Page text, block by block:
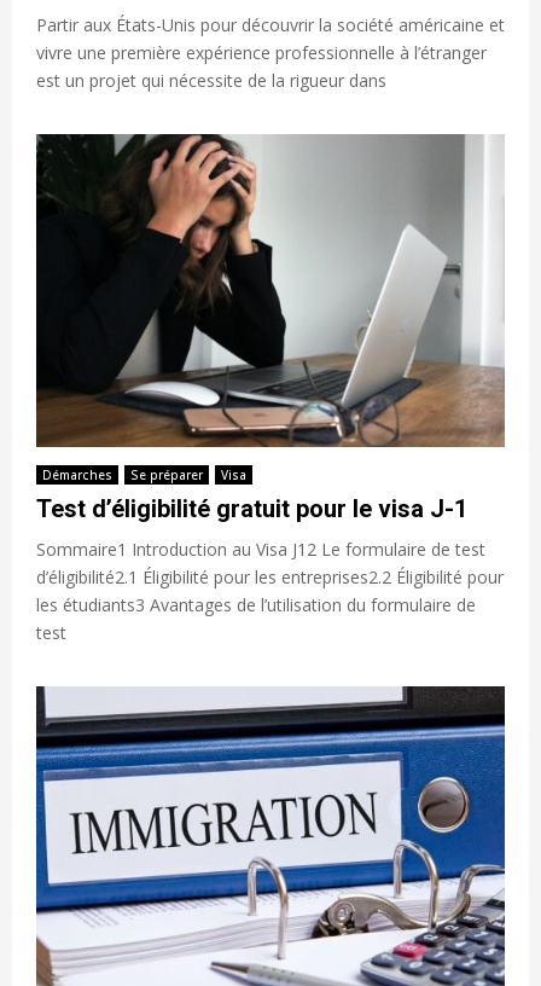
Partir aux États-Unis pour découvrir la société américaine et
vivre une première expérience professionnelle à l’étranger
est un projet qui nécessite de la rigueur dans
Démarches Se préparer Visa
Test d’éligibilité gratuit pour le visa J-1
Sommaire1 Introduction au Visa J12 Le formulaire de test
d’éligibilité2.1 Éligibilité pour les entreprises2.2 Éligibilité pour
les étudiants3 Avantages de l’utilisation du formulaire de
test